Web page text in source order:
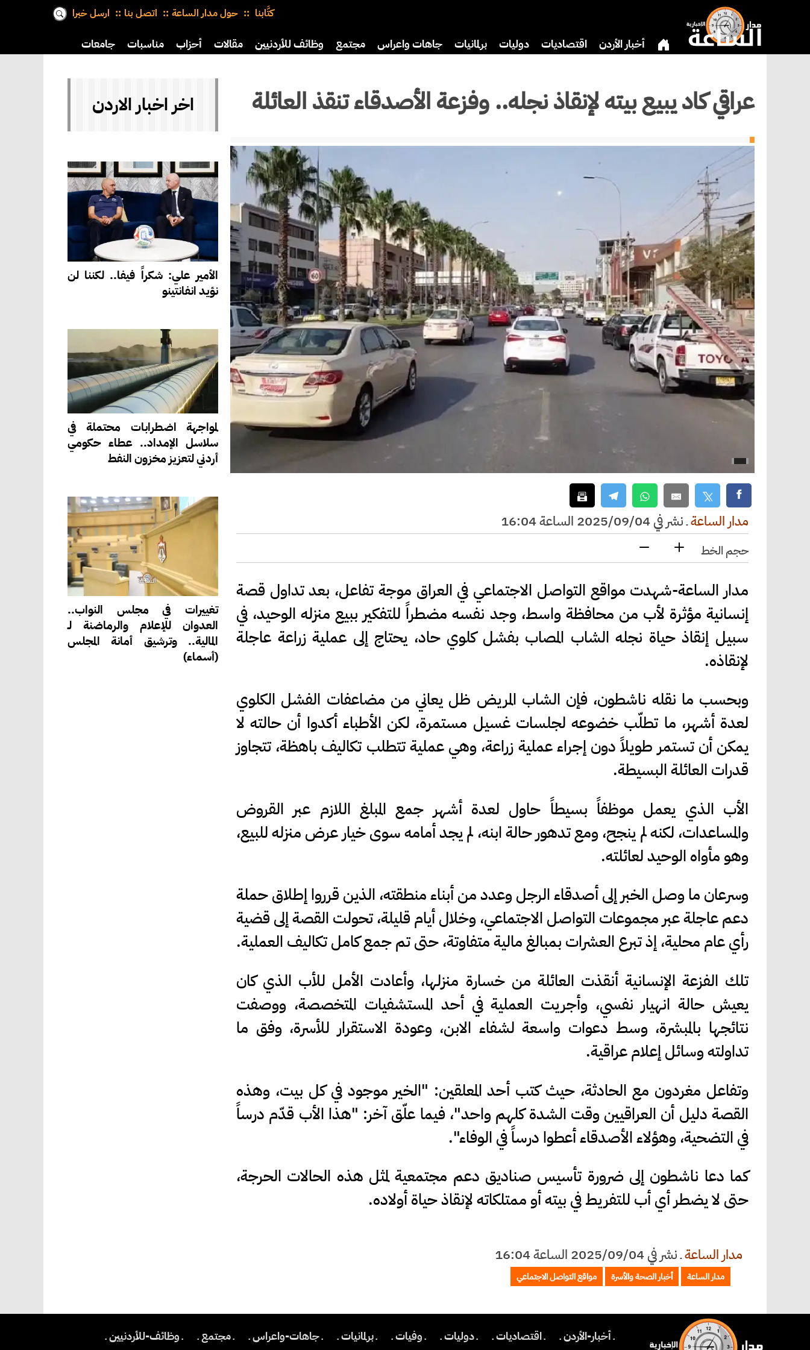
كتَّابنا حول مدار الساعة اتصل بنا ارسل خبرا
أخبار الأردن اقتصاديات دوليات برلمانيات جاهات واعراس مجتمع وظائف للأردنيين مقالات أحزاب مناسبات جامعات
عراقي كاد يبيع بيته لإنقاذ نجله.. وفزعة الأصدقاء تنقذ العائلة
مدار الساعةـنشر في 2025/09/04 الساعة 16:04
حجم الخط
مدار الساعة-شهدت مواقع التواصل الاجتماعي في العراق موجة تفاعل، بعد تداول قصة
إنسانية مؤثرة لأب من محافظة واسط، وجد نفسه مضطراً للتفكير ببيع منزله الوحيد، في
سبيل إنقاذ حياة نجله الشاب المصاب بفشل كلوي حاد، يحتاج إلى عملية زراعة عاجلة
لإنقاذه.
وبحسب ما نقله ناشطون، فإن الشاب المريض ظل يعاني من مضاعفات الفشل الكلوي
لعدة أشهر، ما تطلّب خضوعه لجلسات غسيل مستمرة، لكن الأطباء أكدوا أن حالته لا
يمكن أن تستمر طويلاً دون إجراء عملية زراعة، وهي عملية تتطلب تكاليف باهظة، تتجاوز
قدرات العائلة البسيطة.
الأب الذي يعمل موظفاً بسيطاً حاول لعدة أشهر جمع المبلغ اللازم عبر القروض
والمساعدات، لكنه لم ينجح، ومع تدهور حالة ابنه، لم يجد أمامه سوى خيار عرض منزله للبيع،
وهو مأواه الوحيد لعائلته.
وسرعان ما وصل الخبر إلى أصدقاء الرجل وعدد من أبناء منطقته، الذين قرروا إطلاق حملة
دعم عاجلة عبر مجموعات التواصل الاجتماعي، وخلال أيام قليلة، تحولت القصة إلى قضية
رأي عام محلية، إذ تبرع العشرات بمبالغ مالية متفاوتة، حتى تم جمع كامل تكاليف العملية.
تلك الفزعة الإنسانية أنقذت العائلة من خسارة منزلها، وأعادت الأمل للأب الذي كان
يعيش حالة انهيار نفسي، وأجريت العملية في أحد المستشفيات المتخصصة، ووصفت
نتائجها بالمبشرة، وسط دعوات واسعة لشفاء الابن، وعودة الاستقرار للأسرة، وفق ما
تداولته وسائل إعلام عراقية.
وتفاعل مغردون مع الحادثة، حيث كتب أحد المعلقين: "الخير موجود في كل بيت، وهذه
القصة دليل أن العراقيين وقت الشدة كلهم واحد"، فيما علّق آخر: "هذا الأب قدّم درساً
في التضحية، وهؤلاء الأصدقاء أعطوا درساً في الوفاء".
كما دعا ناشطون إلى ضرورة تأسيس صناديق دعم مجتمعية لمثل هذه الحالات الحرجة،
حتى لا يضطر أي أب للتفريط في بيته أو ممتلكاته لإنقاذ حياة أولاده.
مدار الساعةـنشر في 2025/09/04 الساعة 16:04
مدار الساعة أخبار الصحة والأسرة مواقع التواصل الاجتماعي
اخر اخبار الاردن
الأمير علي: شكراً فيفا.. لكننا لن
نؤيد انفانتينو
لمواجهة اضطرابات محتملة في
سلاسل الإمداد.. عطاء حكومي
أردني لتعزيز مخزون النفط
تغييرات في مجلس النواب..
العدوان للإعلام والرماضنة لـ
المالية.. وترشيق أمانة المجلس
(أسماء)
ـ أخبار-الأردن ـ ـ اقتصاديات ـ ـ دوليات ـ ـ وفيات ـ ـ برلمانيات ـ ـ جاهات-واعراس ـ ـ مجتمع ـ ـ وظائف-للأردنيين ـ